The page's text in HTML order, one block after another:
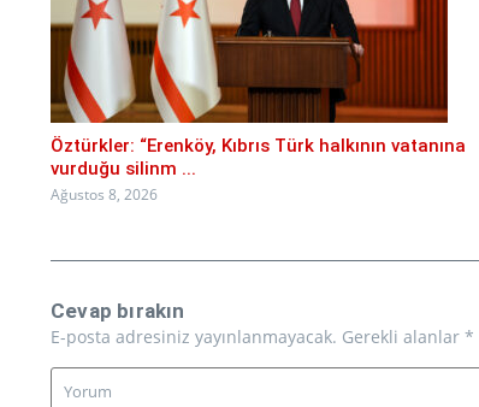
Öztürkler: “Erenköy, Kıbrıs Türk halkının vatanına
vurduğu silinm ...
Ağustos 8, 2026
Cevap bırakın
E-posta adresiniz yayınlanmayacak. Gerekli alanlar *